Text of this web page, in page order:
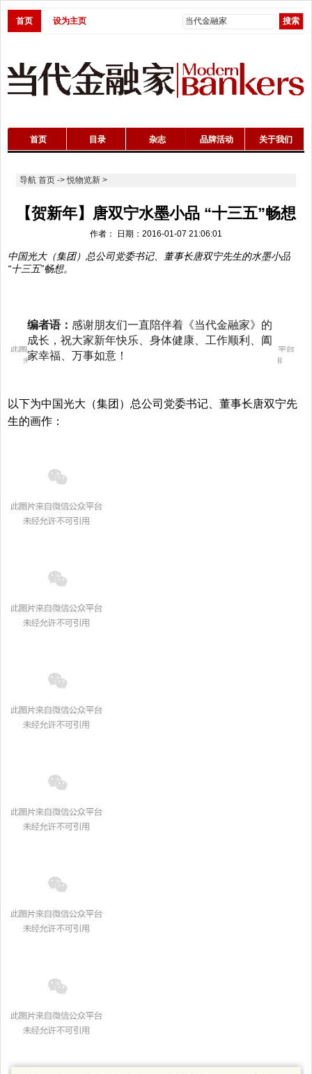
首页 设为主页
首页 目录 杂志 品牌活动 关于我们
导航 首页->悦物览新>
【贺新年】唐双宁水墨小品 “十三五”畅想
作者： 日期：2016-01-07 21:06:01
中国光大（集团）总公司党委书记、董事长唐双宁先生的水墨小品
“十三五”畅想。
编者语： 感谢朋友们一直陪伴着《当代金融家》的
成长，祝大家新年快乐、身体健康、工作顺利、阖
家幸福、万事如意！
以下为中国光大（集团）总公司党委书记、董事长唐双宁先
生的画作：